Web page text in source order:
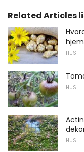
Related Articles
HUS
HUS
HUS